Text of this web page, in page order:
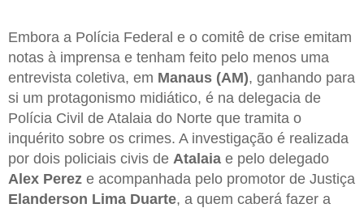
Embora a Polícia Federal e o comitê de crise emitam
notas à imprensa e tenham feito pelo menos uma
entrevista coletiva, em Manaus (AM), ganhando para
si um protagonismo midiático, é na delegacia de
Polícia Civil de Atalaia do Norte que tramita o
inquérito sobre os crimes. A investigação é realizada
por dois policiais civis de Atalaia e pelo delegado
Alex Perez e acompanhada pelo promotor de Justiça
Elanderson Lima Duarte, a quem caberá fazer a